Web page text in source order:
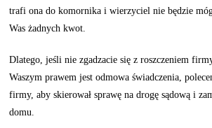
trafi ona do komornika i wierzyciel nie będzie
Was żadnych kwot.
Dlatego, jeśli nie zgadzacie się z roszczeniem
Waszym prawem jest odmowa świadczenia,
firmy, aby skierował sprawę na drogę sądową i
domu.